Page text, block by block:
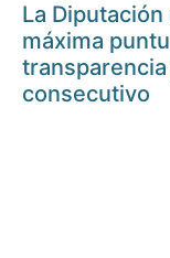
La
máxima
consecutivo